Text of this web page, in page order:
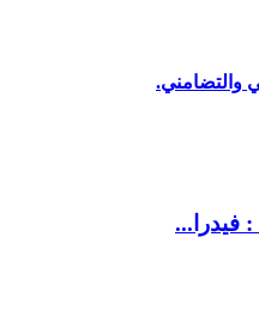
والتضامني.
فيدرا...